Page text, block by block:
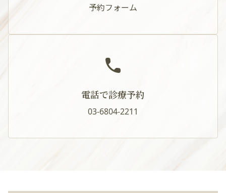
予約フォーム
電話で診療予約
03-6804-2211